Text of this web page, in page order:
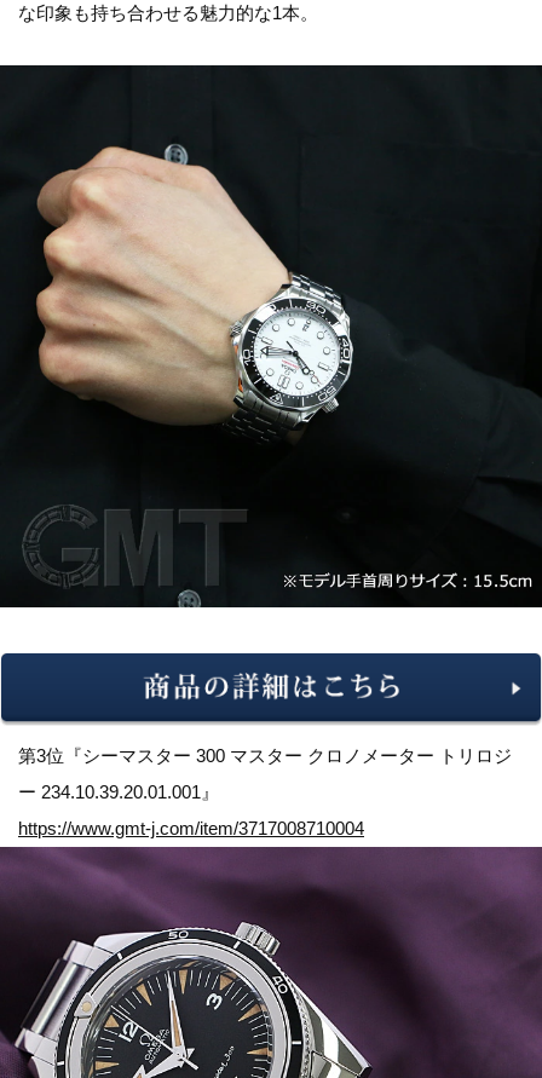
な印象も持ち合わせる魅力的な1本。
第3位『シーマスター 300 マスター クロノメーター トリロジ
ー 234.10.39.20.01.001』
https://www.gmt-j.com/item/3717008710004